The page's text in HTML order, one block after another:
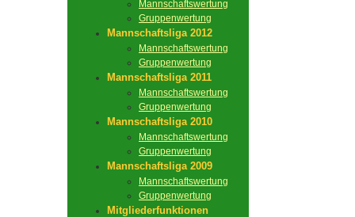
Mannschaftswertung
Gruppenwertung
Mannschaftsliga 2012
Mannschaftswertung
Gruppenwertung
Mannschaftsliga 2011
Mannschaftswertung
Gruppenwertung
Mannschaftsliga 2010
Mannschaftswertung
Gruppenwertung
Mannschaftsliga 2009
Mannschaftswertung
Gruppenwertung
Mitgliederfunktionen